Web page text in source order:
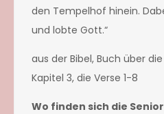
den Tempelhof hinein.
und lobte Gott.“
aus der Bibel, Buch über
Kapitel 3, die Verse 1-8
Wo finden sich die